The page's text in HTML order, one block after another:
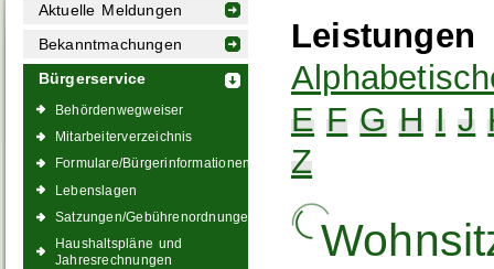
Aktuelle Meldungen
Bekanntmachungen
Bürgerservice
Behördenwegweiser
Mitarbeiterverzeichnis
Formulare/Bürgerinformationen
Lebenslagen
Satzungen/Gebührenordnungen
Haushaltspläne und
Jahresrechnungen
Leistungen
E F G H I J
Z